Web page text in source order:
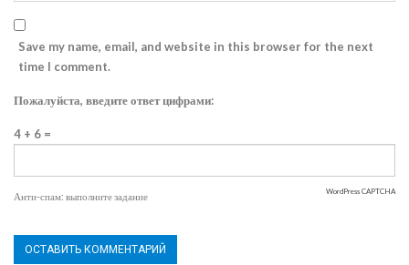
Save my name, email, and website in this browser for the next
time I comment.
Пожалуйста, введите ответ цифрами:
4 + 6 =
Анти-спам: выполните задание WordPress CAPTCHA